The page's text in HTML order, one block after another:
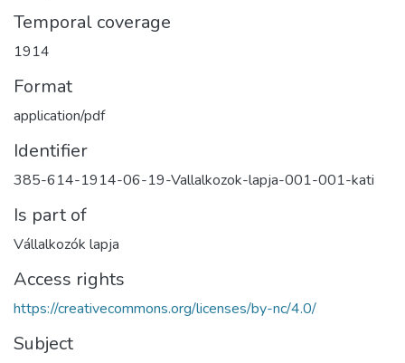
Temporal coverage
1914
Format
application/pdf
Identifier
385-614-1914-06-19-Vallalkozok-lapja-001-001-kati
Is part of
Vállalkozók lapja
Access rights
https://creativecommons.org/licenses/by-nc/4.0/
Subject